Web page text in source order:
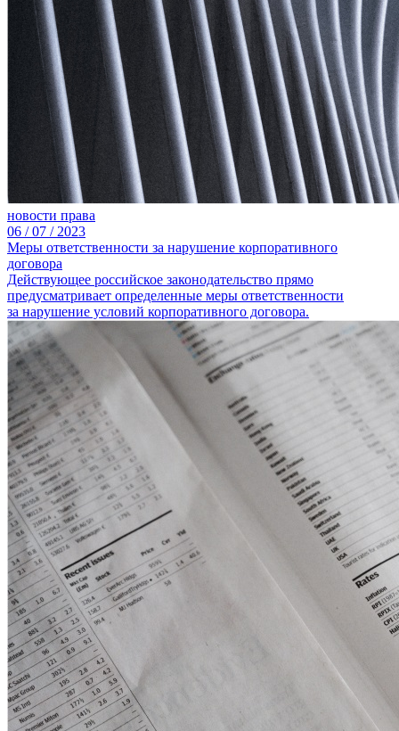
новости права
06 /07 / 2023
Меры ответственности за нарушение корпоративного
договора
Действующее российское законодательство прямо
предусматривает определенные меры ответственности
за нарушение условий корпоративного договора.